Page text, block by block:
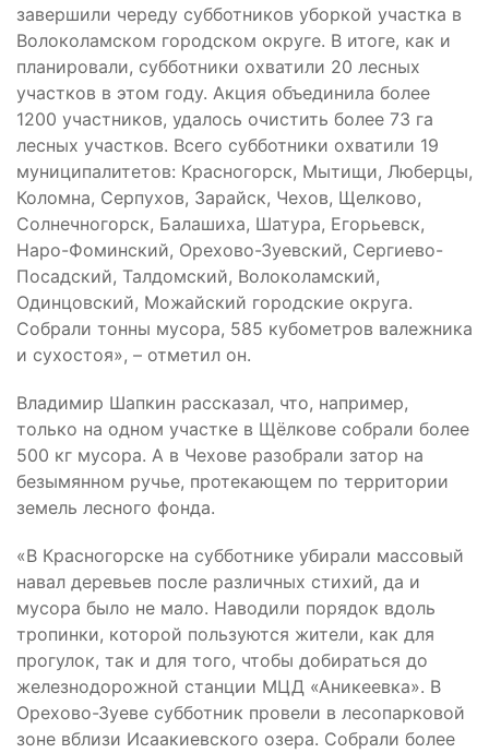
завершили череду субботников уборкой участка в
Волоколамском городском округе. В итоге, как и
планировали, субботники охватили 20 лесных
участков в этом году. Акция объединила более
1200 участников, удалось очистить более 73 га
лесных участков. Всего субботники охватили 19
муниципалитетов: Красногорск, Мытищи, Люберцы,
Коломна, Серпухов, Зарайск, Чехов, Щелково,
Солнечногорск, Балашиха, Шатура, Егорьевск,
Наро-Фоминский, Орехово-Зуевский, Сергиево-
Посадский, Талдомский, Волоколамский,
Одинцовский, Можайский городские округа.
Собрали тонны мусора, 585 кубометров валежника
и сухостоя», – отметил он.
Владимир Шапкин рассказал, что, например,
только на одном участке в Щёлкове собрали более
500 кг мусора. А в Чехове разобрали затор на
безымянном ручье, протекающем по территории
земель лесного фонда.
«В Красногорске на субботнике убирали массовый
навал деревьев после различных стихий, да и
мусора было не мало. Наводили порядок вдоль
тропинки, которой пользуются жители, как для
прогулок, так и для того, чтобы добираться до
железнодорожной станции МЦД «Аникеевка». В
Орехово-Зуеве субботник провели в лесопарковой
зоне вблизи Исаакиевского озера. Собрали более